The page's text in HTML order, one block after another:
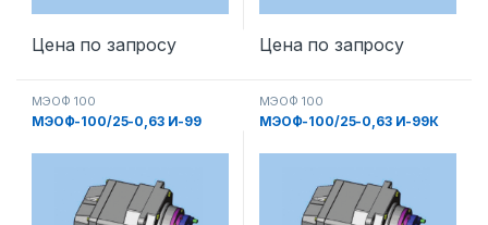
Цена по запросу Цена по запросу
МЭОФ 100
МЭОФ-100/25-0,63 И-99
МЭОФ 100
МЭОФ-100/25-0,63 И-99К